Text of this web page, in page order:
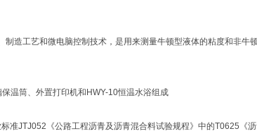
造工艺和微电脑控制技术，是用来测量牛顿型液体的粘度和非牛
温筒、外置打印机和HWY-10恒温水浴组成
准JTJ052《公路工程沥青及沥青混合料试验规程》中的T0625《